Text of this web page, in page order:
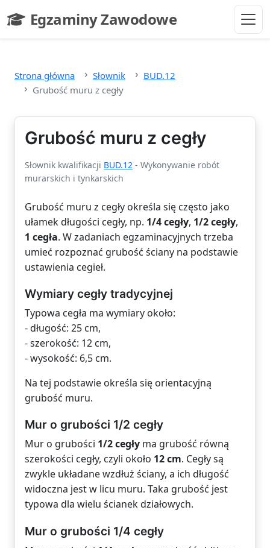
Egzaminy Zawodowe
- strona główna
Strona główna Słownik
BUD.12
Grubość muru z cegły
Grubość muru z cegły
Słownik kwalifikacji BUD.12 - Wykonywanie robót
murarskich i tynkarskich
Grubość muru z cegły określa się często jako
ułamek długości cegły, np. 1/4 cegły, 1/2 cegły,
1 cegła. W zadaniach egzaminacyjnych trzeba
umieć rozpoznać grubość ściany na podstawie
ustawienia cegieł.
Wymiary cegły tradycyjnej
Typowa cegła ma wymiary około:
- długość: 25 cm,
- szerokość: 12 cm,
- wysokość: 6,5 cm.
Na tej podstawie określa się orientacyjną
grubość muru.
Mur o grubości 1/2 cegły
Mur o grubości 1/2 cegły ma grubość równą
szerokości cegły, czyli około 12 cm. Cegły są
zwykle układane wzdłuż ściany, a ich długość
widoczna jest w licu muru. Taka grubość jest
typowa dla wielu ścianek działowych.
Mur o grubości 1/4 cegły